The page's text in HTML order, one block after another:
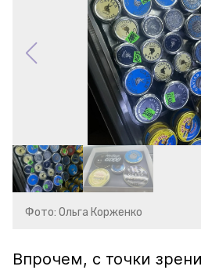
Фото: Ольга Корженко
Впрочем, с точки